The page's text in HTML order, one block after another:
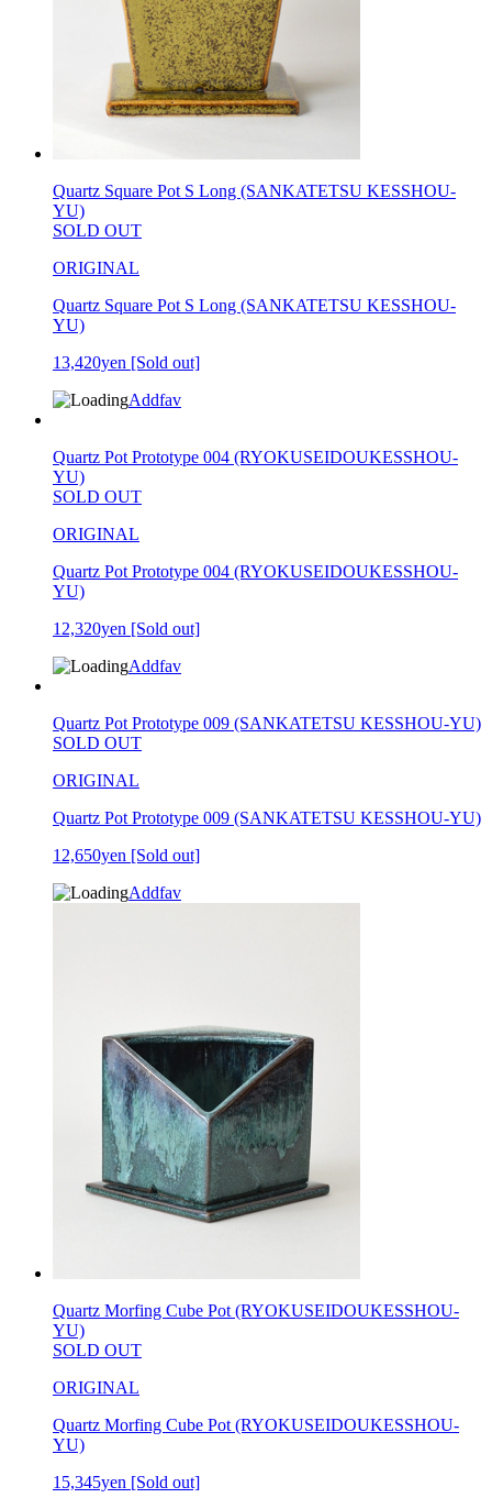
Quartz Square Pot S Long (SANKATETSU KESSHOU-
YU)
SOLD OUT
ORIGINAL
Quartz Square Pot S Long (SANKATETSU KESSHOU-
YU)
13,420yen [Sold out]
Addfav
Quartz Pot Prototype 004 (RYOKUSEIDOUKESSHOU-
YU)
SOLD OUT
ORIGINAL
Quartz Pot Prototype 004 (RYOKUSEIDOUKESSHOU-
YU)
12,320yen [Sold out]
Addfav
Quartz Pot Prototype 009 (SANKATETSU KESSHOU-YU)
SOLD OUT
ORIGINAL
Quartz Pot Prototype 009 (SANKATETSU KESSHOU-YU)
12,650yen [Sold out]
Addfav
Quartz Morfing Cube Pot (RYOKUSEIDOUKESSHOU-
YU)
SOLD OUT
ORIGINAL
Quartz Morfing Cube Pot (RYOKUSEIDOUKESSHOU-
YU)
15,345yen [Sold out]